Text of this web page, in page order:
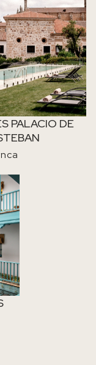
PALACIO DE